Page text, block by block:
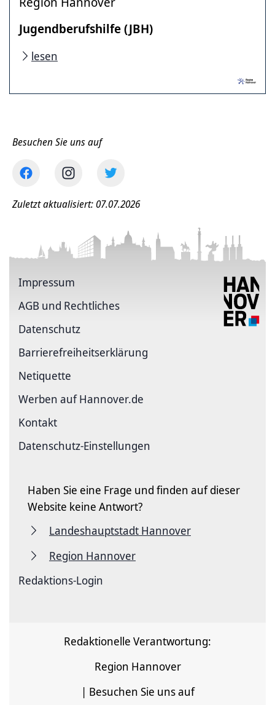
Jugendberufshilfe (JBH)
lesen
Besuchen Sie uns auf
Zuletzt aktualisiert: 07.07.2026
Impressum
AGB und Rechtliches
Datenschutz
Barriere­freiheits­erklärung
Netiquette
Werben auf Hannover.de
Kontakt
Datenschutz-Einstellungen
Haben Sie eine Frage und finden auf dieser
Website keine Antwort?
Landeshauptstadt Hannover
Region Hannover
Redaktions-Login
Redaktionelle Verantwortung:
Region Hannover
| Besuchen Sie uns auf